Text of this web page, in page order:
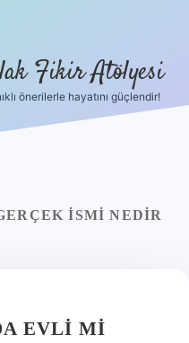
Fikir Atölyesi
önerilerle hayatını güçlendir!
ISMI NEDIR
EVLI MI